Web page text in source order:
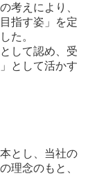
考えにより、
指す姿」を定
た。
して認め、受
として活かす
とし、当社の
理念のもと、